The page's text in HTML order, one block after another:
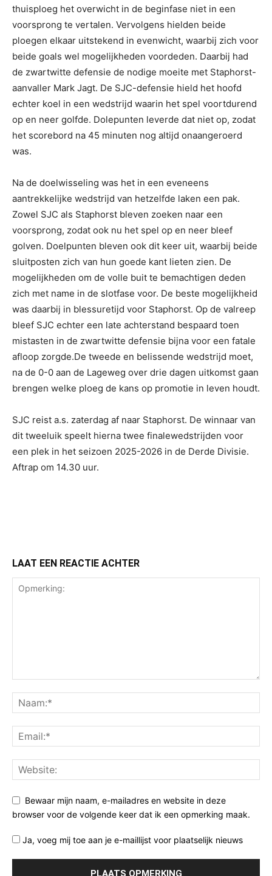
thuisploeg het overwicht in de beginfase niet in een
voorsprong te vertalen. Vervolgens hielden beide
ploegen elkaar uitstekend in evenwicht, waarbij zich voor
beide goals wel mogelijkheden voordeden. Daarbij had
de zwartwitte defensie de nodige moeite met Staphorst-
aanvaller Mark Jagt. De SJC-defensie hield het hoofd
echter koel in een wedstrijd waarin het spel voortdurend
op en neer golfde. Dolepunten leverde dat niet op, zodat
het scorebord na 45 minuten nog altijd onaangeroerd
was.
Na de doelwisseling was het in een eveneens
aantrekkelijke wedstrijd van hetzelfde laken een pak.
Zowel SJC als Staphorst bleven zoeken naar een
voorsprong, zodat ook nu het spel op en neer bleef
golven. Doelpunten bleven ook dit keer uit, waarbij beide
sluitposten zich van hun goede kant lieten zien. De
mogelijkheden om de volle buit te bemachtigen deden
zich met name in de slotfase voor. De beste mogelijkheid
was daarbij in blessuretijd voor Staphorst. Op de valreep
bleef SJC echter een late achterstand bespaard toen
mistasten in de zwartwitte defensie bijna voor een fatale
afloop zorgde.De tweede en belissende wedstrijd moet,
na de 0-0 aan de Lageweg over drie dagen uitkomst gaan
brengen welke ploeg de kans op promotie in leven houdt.
SJC reist a.s. zaterdag af naar Staphorst. De winnaar van
dit tweeluik speelt hierna twee finalewedstrijden voor
een plek in het seizoen 2025-2026 in de Derde Divisie.
Aftrap om 14.30 uur.
LAAT EEN REACTIE ACHTER
Bewaar mijn naam, e-mailadres en website in deze
browser voor de volgende keer dat ik een opmerking maak.
Ja, voeg mij toe aan je e-maillijst voor plaatselijk nieuws